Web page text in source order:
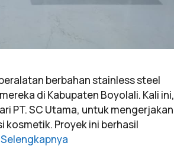
berbahan stainless steel
di Kabupaten Boyolali. Kali ini,
PT. SC Utama, untuk mengerjakan
Proyek ini berhasil